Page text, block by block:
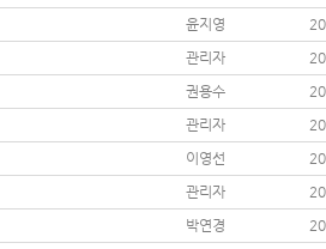
윤지영
관리자
권용수
관리자
이영선
관리자
박연경